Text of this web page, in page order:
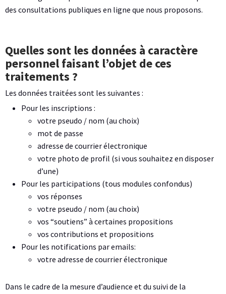
des consultations publiques en ligne que nous proposons.
Quelles sont les données à caractère
personnel faisant l’objet de ces
traitements ?
Les données traitées sont les suivantes :
Pour les inscriptions :
votre pseudo / nom (au choix)
mot de passe
adresse de courrier électronique
votre photo de profil (si vous souhaitez en disposer
d’une)
Pour les participations (tous modules confondus)
vos réponses
votre pseudo / nom (au choix)
vos “soutiens” à certaines propositions
vos contributions et propositions
Pour les notifications par emails:
votre adresse de courrier électronique
Dans le cadre de la mesure d’audience et du suivi de la